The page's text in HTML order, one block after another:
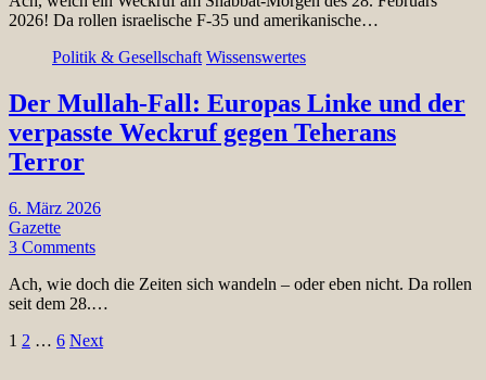
2026! Da rollen israelische F-35 und amerikanische…
Politik & Gesellschaft Wissenswertes
Der Mullah-Fall: Europas Linke und der
verpasste Weckruf gegen Teherans
Terror
6. März 2026
Gazette
3 Comments
Ach, wie doch die Zeiten sich wandeln – oder eben nicht. Da rollen
seit dem 28.…
Seitennummerierung
1 2 … 6 Next